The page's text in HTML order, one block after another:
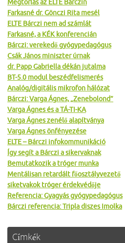
Megtorlás az ELTE Bárczin
Farkasné dr. Gönczi Rita mesél
ELTE Bárczi nem ad számlát
Farkasné, a KÉK konferencián
Bárczi: verekedő gyógypedagógus
Csák János miniszter úrnak
dr. Papp Gabriella dékán jutalma
BT-5.0 modul beszédfelismerés
Analóg/digitális mikrofon hálózat
Bárczi: Varga Ágnes, „Zenebolond”
Varga Ágnes és a TÁ-TI-KA
Varga Ágnes zenélő alapítványa
Varga Ágnes önfényezése
ELTE – Bárczi infokommunikáció
Így segít a Bárczi a sikervaknak
Bemutatkozik a tróger munka
Mentálisan retardált főosztályvezető
siketvakok tróger érdekvédője
Referencia: Gyagyás gyógypedagógus
Bárczi referencia: Tripla diszes Imolka
Címkék